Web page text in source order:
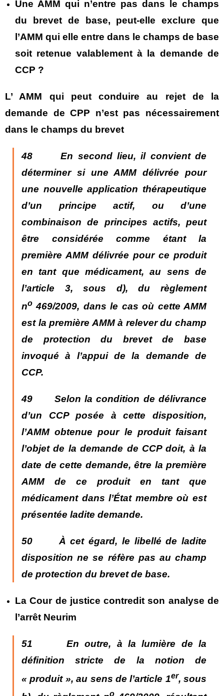
Une AMM qui n’entre pas dans le champs
du brevet de base, peut-elle exclure que
l’AMM qui elle entre dans le champs de base
soit retenue valablement à la demande de
CCP ?
L’ AMM qui peut conduire au rejet de la
demande de CPP n’est pas nécessairement
dans le champs du brevet
48 En second lieu, il convient de
déterminer si une AMM délivrée pour
une nouvelle application thérapeutique
d’un principe actif, ou d’une
combinaison de principes actifs, peut
être considérée comme étant la
première AMM délivrée pour ce produit
en tant que médicament, au sens de
l’article 3, sous d), du règlement
no 469/2009, dans le cas où cette AMM
est la première AMM à relever du champ
de protection du brevet de base
invoqué à l’appui de la demande de
CCP.
49 Selon la condition de délivrance
d’un CCP posée à cette disposition,
l’AMM obtenue pour le produit faisant
l’objet de la demande de CCP doit, à la
date de cette demande, être la première
AMM de ce produit en tant que
médicament dans l’État membre où est
présentée ladite demande.
50 À cet égard, le libellé de ladite
disposition ne se réfère pas au champ
de protection du brevet de base.
La Cour de justice contredit son analyse de
l’arrêt Neurim
51 En outre, à la lumière de la
définition stricte de la notion de
« produit », au sens de l’article 1er, sous
o